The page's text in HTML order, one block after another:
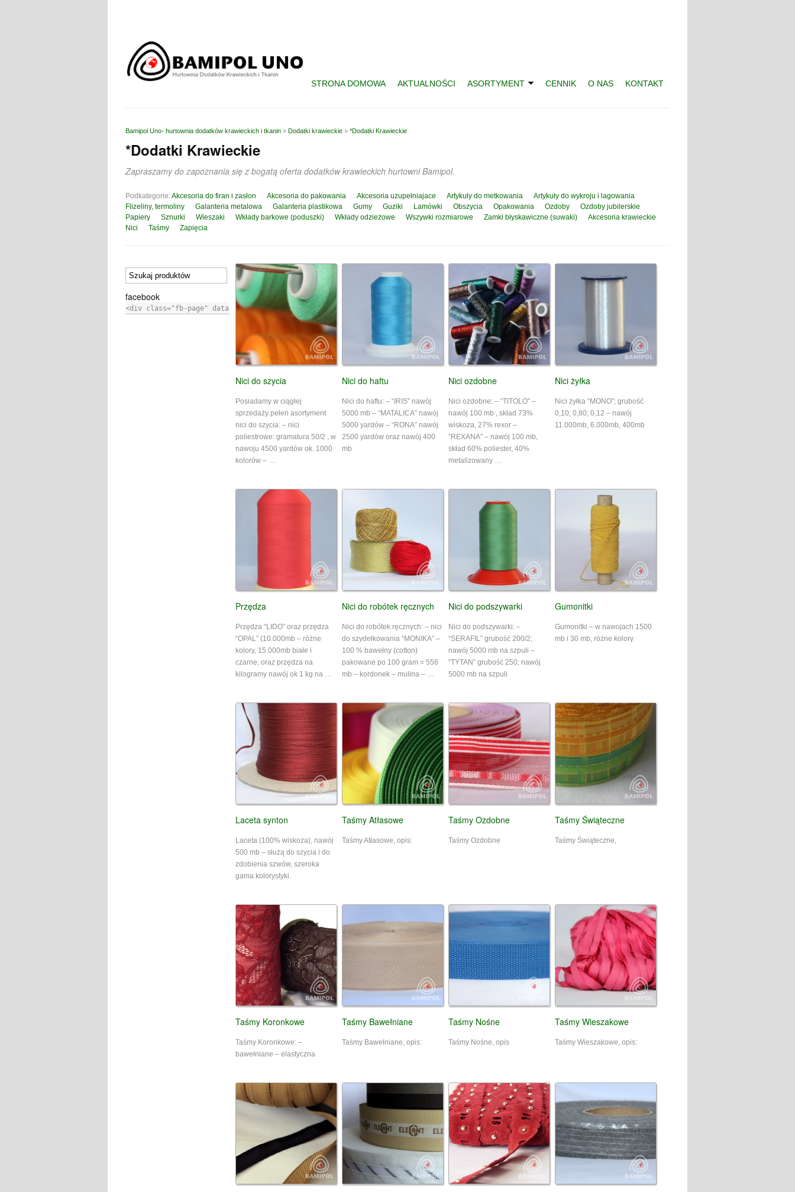
STRONA DOMOWA AKTUALNOŚCI ASORTYMENT CENNIK O NAS KONTAKT
Bamipol Uno- hurtownia dodatków krawieckich i tkanin » Dodatki krawieckie » *Dodatki Krawieckie
*Dodatki Krawieckie
Zapraszamy do zapoznania się z bogatą oferta dodatków krawieckich hurtowni Bamipol.
Podkategorie:Akcesoria do firan i zasłon Akcesoria do pakowania Akcesoria uzupełniajace Artykuły do metkowania
Artykuły do wykroju i lagowania
Flizeliny, termoliny
Galanteria metalowa Galanteria plastikowa Gumy Guziki Lamówki Obszycia Opakowania Ozdoby
Ozdoby jubilerskie
Papiery
Sznurki Wieszaki Wkłady barkowe (poduszki) Wkłady odzieżowe Wszywki rozmiarowe Zamki błyskawiczne (suwaki)
Akcesoria krawieckie
Nici
Taśmy Zapięcia
Nici do szycia
Posiadamy w ciągłej
sprzedaży pełen asortyment
nici do szycia: – nici
poliestrowe: gramatura 50/2 , w
nawoju 4500 yardów ok. 1000
kolorów – …
Nici do haftu
Nici do haftu: – “IRIS” nawój
5000 mb – “MATALICA” nawój
5000 yardów – “RONA” nawój
2500 yardów oraz nawój 400
mb
Nici ozdobne
Nici ozdobne: – “TITOLO” –
nawój 100 mb , skład 73%
wiskoza, 27% rexor –
“REXANA” – nawój 100 mb,
skład 60% poliester, 40%
metalizowany …
Nici żyłka
Nici żyłka “MONO”; grubość
0,10; 0,80; 0,12 – nawój
11.000mb, 6.000mb, 400mb
Przędza
Przędza “LIDO” oraz przędza
“OPAL” (10.000mb – różne
kolory, 15.000mb białe i
czarne; oraz przędza na
kilogramy nawój ok 1 kg na …
Nici do robótek ręcznych
Nici do robótek ręcznych: – nici
do szydełkowania “MONIKA” –
100 % bawełny (cotton)
pakowane po 100 gram = 556
mb – kordonek – mulina – …
Nici do podszywarki
Nici do podszywarki: –
“SERAFIL” grubość 200/2;
nawój 5000 mb na szpuli –
“TYTAN” grubość 250; nawój
5000 mb na szpuli
Gumonitki
Gumonitki – w nawojach 1500
mb i 30 mb, różne kolory
Laceta synton
Laceta (100% wiskoza), nawój
500 mb – służą do szycia i do
zdobienia szwów, szeroka
gama kolorystyki.
Taśmy Atłasowe
Taśmy Atłasowe, opis:
Taśmy Ozdobne
Taśmy Ozdobne
Taśmy Świąteczne
Taśmy Świąteczne,
Taśmy Koronkowe
Taśmy Koronkowe: –
bawełniane – elastyczna
Taśmy Bawełniane
Taśmy Bawełniane, opis:
Taśmy Nośne
Taśmy Nośne, opis
Taśmy Wieszakowe
Taśmy Wieszakowe, opis:
facebook
<div class="fb-page" data-href="https://www.facebook.com/Bamipol-Uno-246085668789356/" data-tabs="timeline" data-width